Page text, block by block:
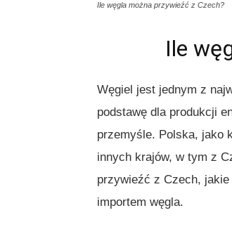
Ile węgla można przywieźć z Czech?
Ile
Węgiel jest jednym z
podstawę dla produkcji
przemyśle. Polska, jako
innych krajów, w tym z
przywieźć z Czech,
importem węgla.